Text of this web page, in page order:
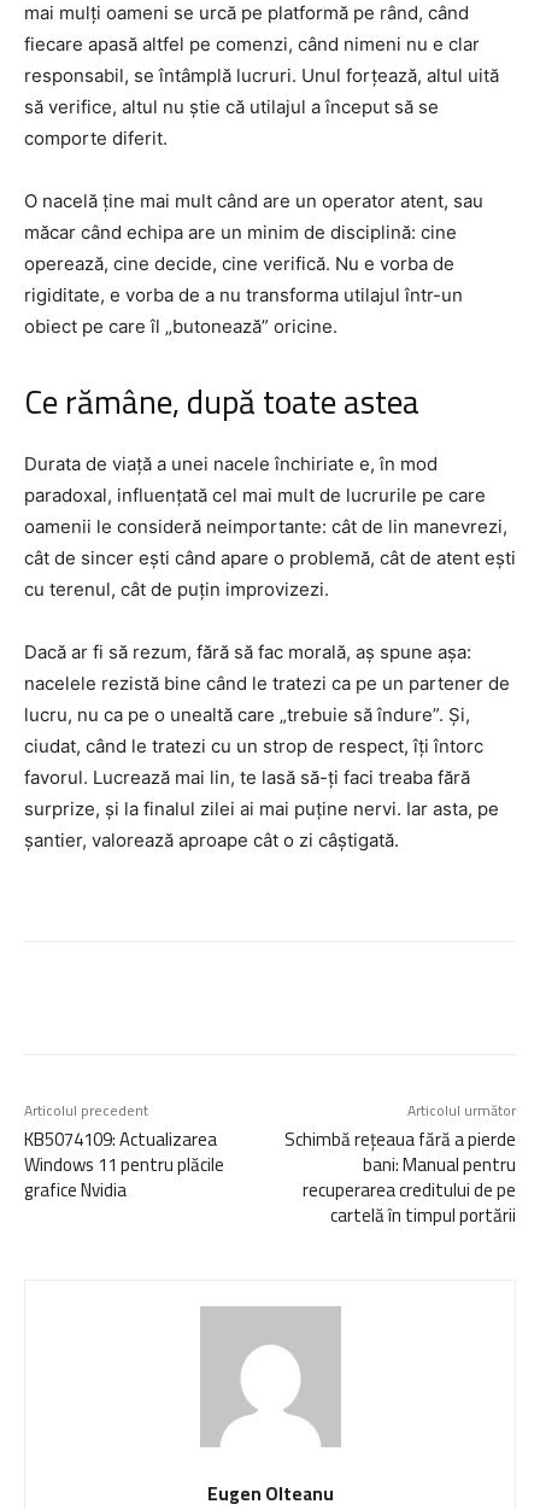
mai mulți oameni se urcă pe platformă pe rând, când
fiecare apasă altfel pe comenzi, când nimeni nu e clar
responsabil, se întâmplă lucruri. Unul forțează, altul uită
să verifice, altul nu știe că utilajul a început să se
comporte diferit.
O nacelă ține mai mult când are un operator atent, sau
măcar când echipa are un minim de disciplină: cine
operează, cine decide, cine verifică. Nu e vorba de
rigiditate, e vorba de a nu transforma utilajul într-un
obiect pe care îl „butonează” oricine.
Ce rămâne, după toate astea
Durata de viață a unei nacele închiriate e, în mod
paradoxal, influențată cel mai mult de lucrurile pe care
oamenii le consideră neimportante: cât de lin manevrezi,
cât de sincer ești când apare o problemă, cât de atent ești
cu terenul, cât de puțin improvizezi.
Dacă ar fi să rezum, fără să fac morală, aș spune așa:
nacelele rezistă bine când le tratezi ca pe un partener de
lucru, nu ca pe o unealtă care „trebuie să îndure”. Și,
ciudat, când le tratezi cu un strop de respect, îți întorc
favorul. Lucrează mai lin, te lasă să-ți faci treaba fără
surprize, și la finalul zilei ai mai puține nervi. Iar asta, pe
șantier, valorează aproape cât o zi câștigată.
Articolul precedent
KB5074109: Actualizarea
Windows 11 pentru plăcile
grafice Nvidia
Articolul următor
Schimbă rețeaua fără a pierde
bani: Manual pentru
recuperarea creditului de pe
cartelă în timpul portării
Eugen Olteanu